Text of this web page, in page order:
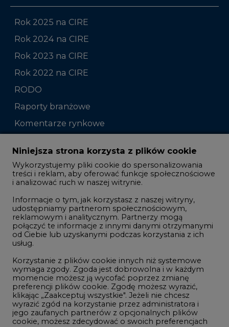
Rok 2025 na CIRE
Rok 2024 na CIRE
Rok 2023 na CIRE
Rok 2022 na CIRE
RODO
Raporty branżowe
Komentarze rynkowe
Zmiany kadrowe na rynku
Studio CIRE
Rozmowy o energetyce
Gospodarka
Geopolityka
LTE450
Innowacje i AI
Telekomunikacja i IT
Handel emisjami CO2
Wodór
Niniejsza strona korzysta z plików cookie
Wykorzystujemy pliki cookie do spersonalizowania
treści i reklam, aby oferować funkcje społecznościowe
i analizować ruch w naszej witrynie.
Informacje o tym, jak korzystasz z naszej witryny,
udostępniamy partnerom społecznościowym,
reklamowym i analitycznym. Partnerzy mogą
połączyć te informacje z innymi danymi otrzymanymi
od Ciebie lub uzyskanymi podczas korzystania z ich
usług.
Korzystanie z plików cookie innych niż systemowe
wymaga zgody. Zgoda jest dobrowolna i w każdym
momencie możesz ją wycofać poprzez zmianę
preferencji plików cookie. Zgodę możesz wyrazić,
klikając „Zaakceptuj wszystkie". Jeżeli nie chcesz
wyrazić zgód na korzystanie przez administratora i
jego zaufanych partnerów z opcjonalnych plików
cookie, możesz zdecydować o swoich preferencjach